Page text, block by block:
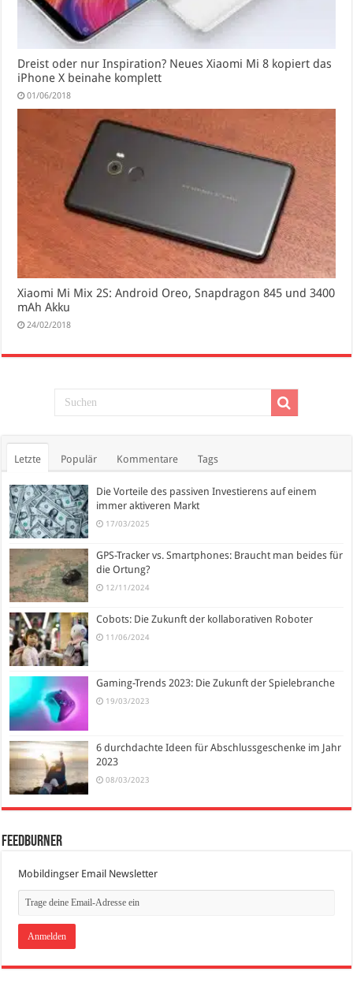
Dreist oder nur Inspiration? Neues Xiaomi Mi 8 kopiert das
iPhone X beinahe komplett
01/06/2018
Xiaomi Mi Mix 2S: Android Oreo, Snapdragon 845 und 3400
mAh Akku
24/02/2018
Letzte Populär Kommentare Tags
Die Vorteile des passiven Investierens auf einem
immer aktiveren Markt
17/03/2025
GPS-Tracker vs. Smartphones: Braucht man beides für
die Ortung?
12/11/2024
Cobots: Die Zukunft der kollaborativen Roboter
11/06/2024
Gaming-Trends 2023: Die Zukunft der Spielebranche
19/03/2023
6 durchdachte Ideen für Abschlussgeschenke im Jahr
2023
08/03/2023
FeedBurner
Mobildingser Email Newsletter